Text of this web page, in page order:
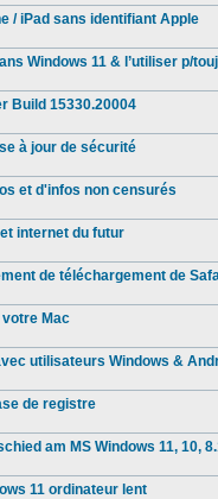
/ iPad sans identifiant Apple
Windows 11 & l’utiliser p/touj
Build 15330.20004
à jour de sécurité
et d'infos non censurés
internet du futur
de téléchargement de
Mac
utilisateurs Windows &
de registre
am MS Windows 11, 10,
11 ordinateur lent